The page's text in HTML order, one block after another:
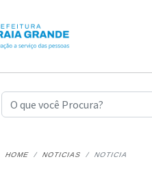
HOME NOTICIAS NOTICIA